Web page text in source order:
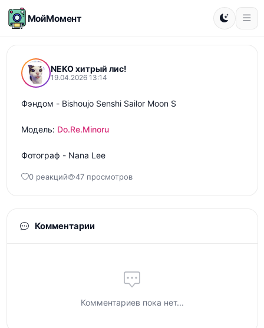
МойМомент
NEKO хитрый лис!
19.04.2026 13:14
Фэндом - Bishoujo Senshi Sailor Moon S
Модель: Do.Re.Minoru
Фотограф - Nana Lee
0 реакций 47 просмотров
Комментарии
Комментариев пока нет...